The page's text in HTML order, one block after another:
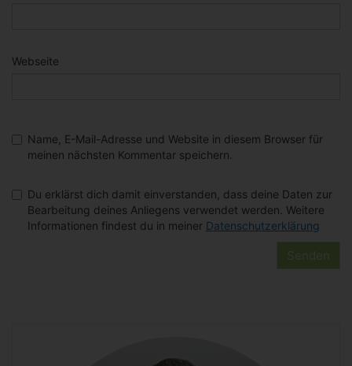
Webseite
Name, E-Mail-Adresse und Website in diesem Browser für
meinen nächsten Kommentar speichern.
Du erklärst dich damit einverstanden, dass deine Daten zur
Bearbeitung deines Anliegens verwendet werden. Weitere
Informationen findest du in meiner Datenschutzerklärung